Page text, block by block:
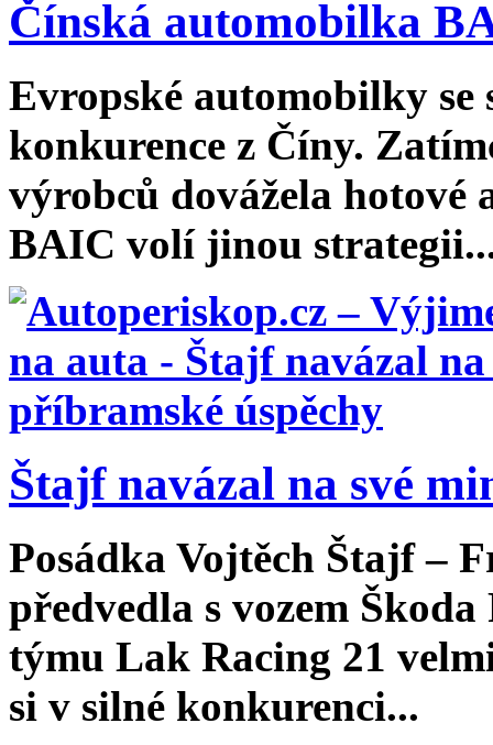
Čínská automobilka
Evropské automobilky
konkurence z Číny.
výrobců dovážela hotové
BAIC volí jinou
Štajf navázal na své
Posádka Vojtěch Štajf –
předvedla s vozem
týmu Lak Racing 21
si v silné konkurenci...